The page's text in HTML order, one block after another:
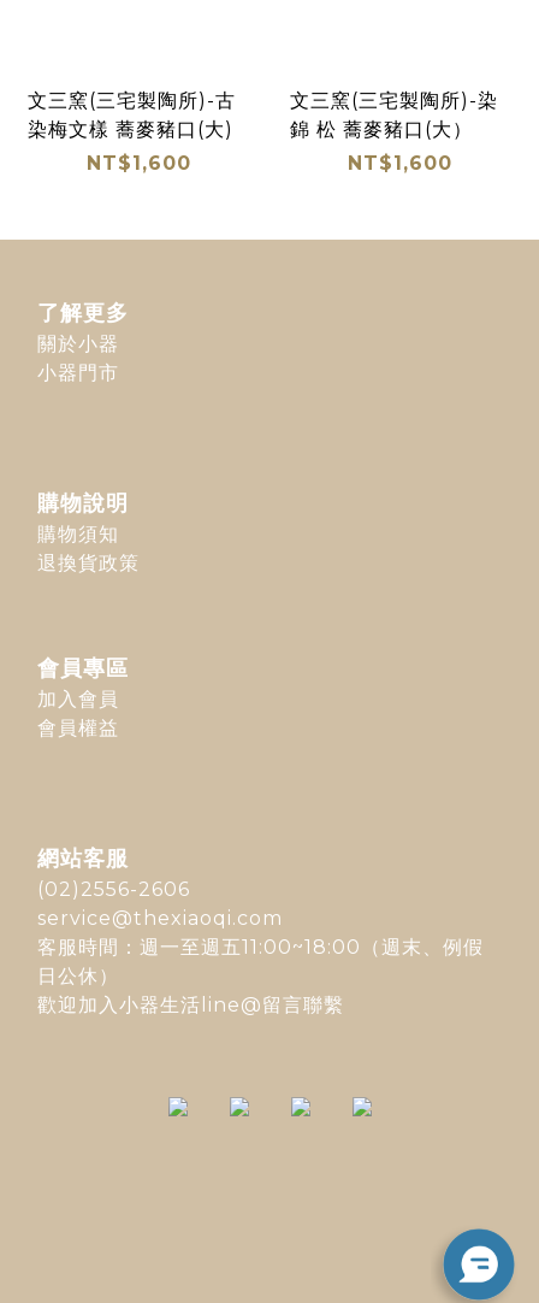
文三窯(三宅製陶所)-古
染梅文樣 蕎麥豬口(大)
NT$1,600
文三窯(三宅製陶所)-染
錦 松 蕎麥豬口(大）
NT$1,600
了解更多
關於小器
小器門市
購物說明
購物須知
退換貨政策
會員專區
加入會員
會員權益
網站客服
(02)2556-2606
service@thexiaoqi.com
客服時間：週一至週五11:00~18:00（週末、例假
日公休）
歡迎加入 小器生活line@留言聯繫